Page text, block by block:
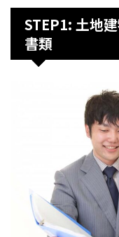
STEP1: 土地
書類